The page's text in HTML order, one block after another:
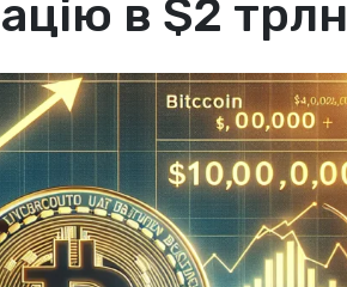
в $2 трлн